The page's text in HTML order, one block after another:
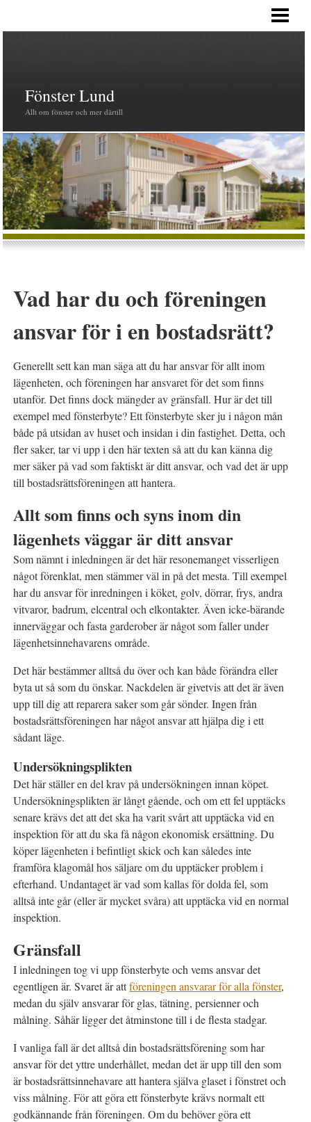
Fönster Lund
Allt om fönster och mer därtill
Vad har du och föreningen
ansvar för i en bostadsrätt?
Generellt sett kan man säga att du har ansvar för allt inom
lägenheten, och föreningen har ansvaret för det som finns
utanför. Det finns dock mängder av gränsfall. Hur är det till
exempel med fönsterbyte? Ett fönsterbyte sker ju i någon mån
både på utsidan av huset och insidan i din fastighet. Detta, och
fler saker, tar vi upp i den här texten så att du kan känna dig
mer säker på vad som faktiskt är ditt ansvar, och vad det är upp
till bostadsrättsföreningen att hantera.
Allt som finns och syns inom din
lägenhets väggar är ditt ansvar
Som nämnt i inledningen är det här resonemanget visserligen
något förenklat, men stämmer väl in på det mesta. Till exempel
har du ansvar för inredningen i köket, golv, dörrar, frys, andra
vitvaror, badrum, elcentral och elkontakter. Även icke-bärande
innerväggar och fasta garderober är något som faller under
lägenhetsinnehavarens område.
Det här bestämmer alltså du över och kan både förändra eller
byta ut så som du önskar. Nackdelen är givetvis att det är även
upp till dig att reparera saker som går sönder. Ingen från
bostadsrättsföreningen har något ansvar att hjälpa dig i ett
sådant läge.
Undersökningsplikten
Det här ställer en del krav på undersökningen innan köpet.
Undersökningsplikten är långt gående, och om ett fel upptäcks
senare krävs det att det ska ha varit svårt att upptäcka vid en
inspektion för att du ska få någon ekonomisk ersättning. Du
köper lägenheten i befintligt skick och kan således inte
framföra klagomål hos säljare om du upptäcker problem i
efterhand. Undantaget är vad som kallas för dolda fel, som
alltså inte går (eller är mycket svåra) att upptäcka vid en normal
inspektion.
Gränsfall
I inledningen tog vi upp fönsterbyte och vems ansvar det
egentligen är. Svaret är attföreningen ansvarar för alla fönster,
medan du själv ansvarar för glas, tätning, persienner och
målning. Såhär ligger det åtminstone till i de flesta stadgar.
I vanliga fall är det alltså din bostadsrättsförening som har
ansvar för det yttre underhållet, medan det är upp till den som
är bostadsrättsinnehavare att hantera själva glaset i fönstret och
viss målning. För att göra ett fönsterbyte krävs normalt ett
godkännande från föreningen. Om du behöver göra ett